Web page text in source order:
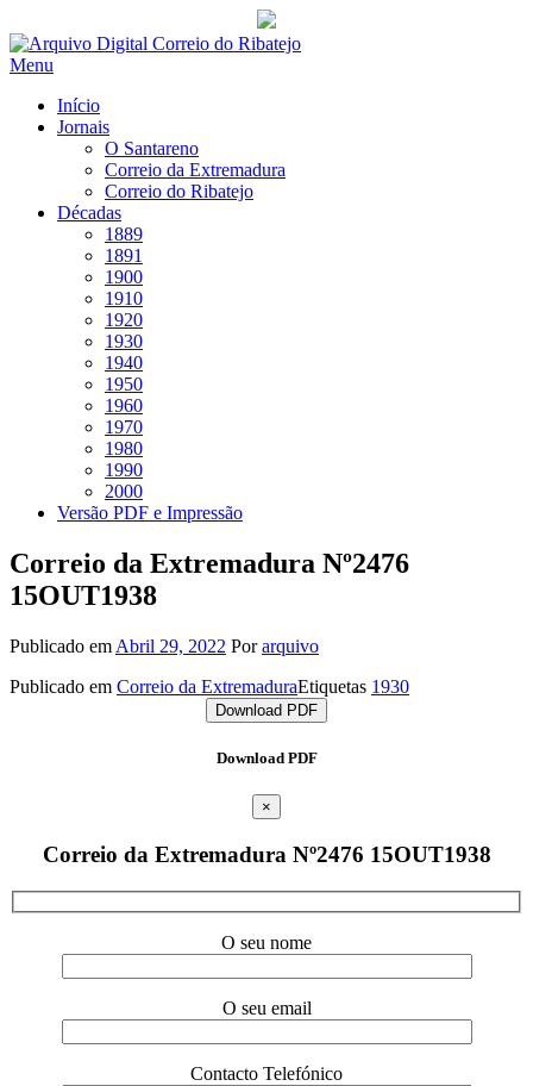
Saltar
para
Menu
Início
Jornais
O Santareno
Correio da Extremadura
Correio do Ribatejo
Décadas
1889
1891
1900
1910
1920
1930
1940
1950
1960
1970
1980
1990
2000
Versão PDF e Impressão
Correio da Extremadura Nº2476
15OUT1938
Publicado em Abril 29, 2022 Porarquivo
Publicado em Correio da ExtremaduraEtiquetas 1930
Download PDF
Download PDF
×
Correio da Extremadura Nº2476 15OUT1938
O seu nome
O seu email
Contacto Telefónico